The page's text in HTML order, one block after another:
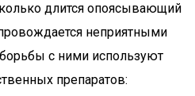
длится опоясывающий
неприятными
с ними используют
препаратов: